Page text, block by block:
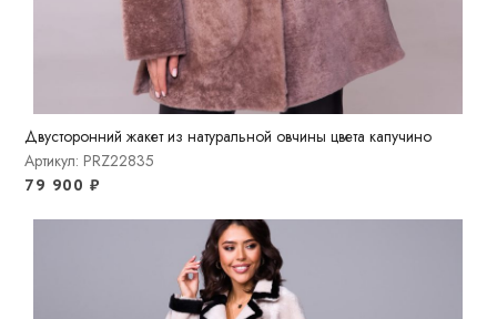
Двусторонний жакет из натуральной овчины цвета капучино
Артикул: PRZ22835
79 900 ₽